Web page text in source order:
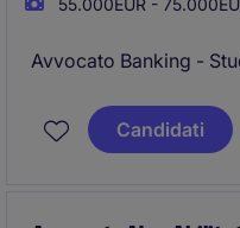
55.000EUR -
Avvocato Banking -
Candidati